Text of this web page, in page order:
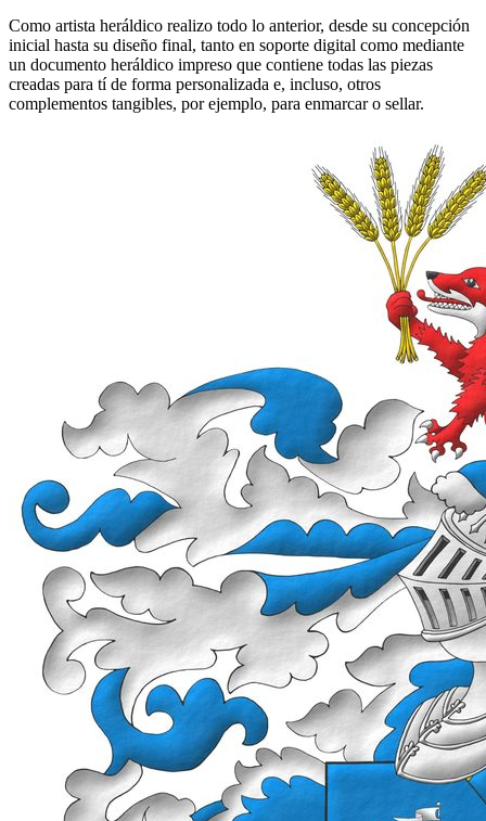
Como artista heráldico realizo todo lo anterior, desde su concepción
inicial hasta su diseño final, tanto en soporte digital como mediante
un documento heráldico impreso que contiene todas las piezas
creadas para tí de forma personalizada e, incluso, otros
complementos tangibles, por ejemplo, para enmarcar o sellar.